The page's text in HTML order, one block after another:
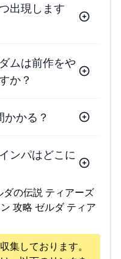
出現します
ムは前作をや
か？
かる？
ンパはどこに
の伝説 ティアーズ
攻略 ゼルダ ティア
集しております。